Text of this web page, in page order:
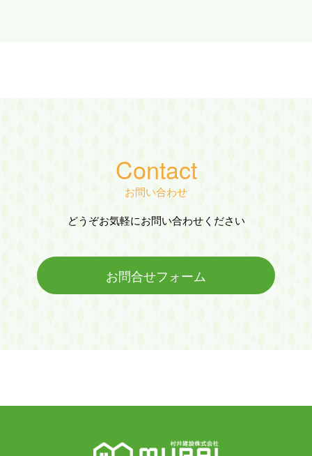
Contact
お問い合わせ
どうぞお気軽にお問い合わせください
お問合せフォーム